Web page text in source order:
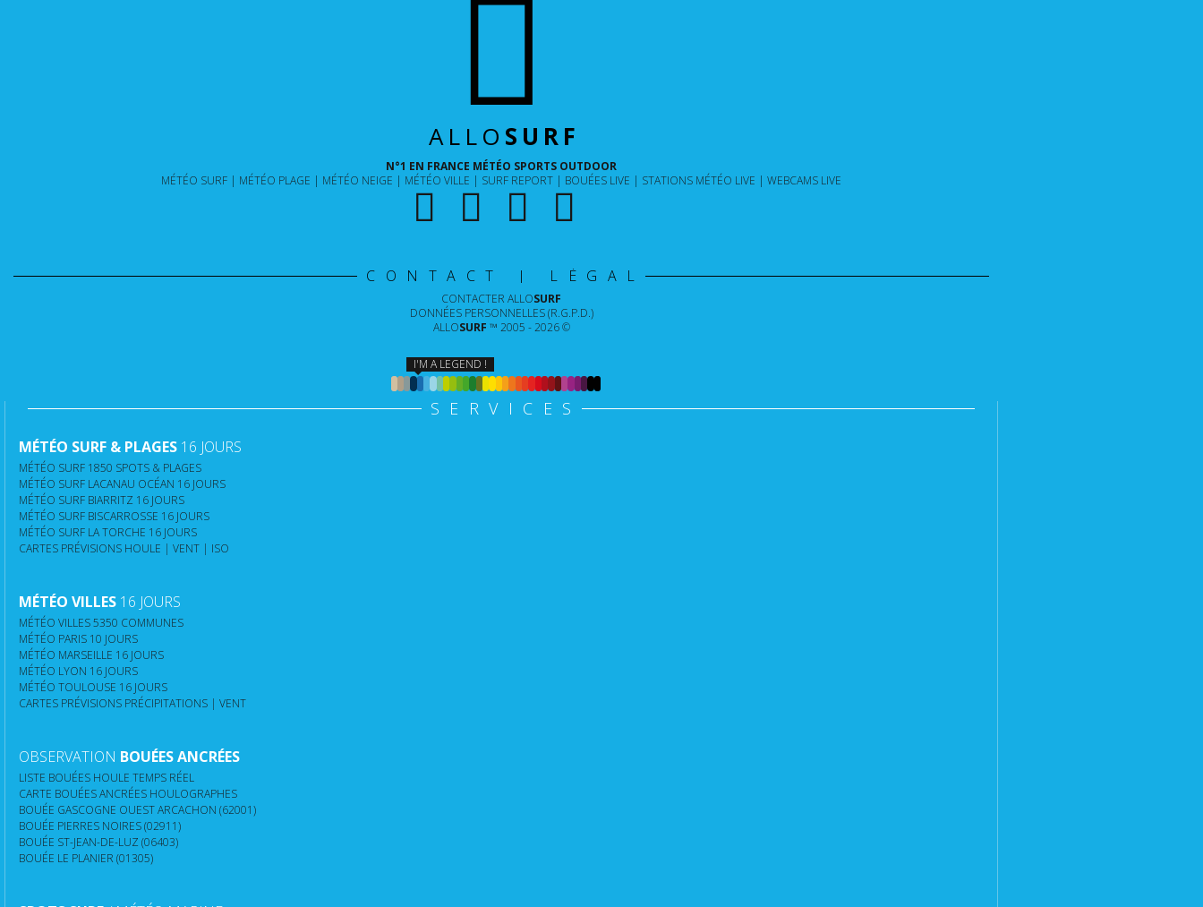
ALLO SURF
N°1 EN FRANCE MÉTÉO SPORTS OUTDOOR
MÉTÉO SURF
MÉTÉO PLAGE MÉTÉO NEIGE MÉTÉO VILLE SURF REPORT BOUÉES LIVE STATIONS MÉTÉO LIVE WEBCAMS LIVE
CONTACT | LÉGAL
CONTACTER ALLOSURF
DONNÉES PERSONNELLES (R.G.P.D.)
ALLOSURF ™ 2005 - 2026 ©
I'M A LEGEND !
SERVICES
MÉTÉO SURF & PLAGES 16 JOURS
MÉTÉO SURF 1850 SPOTS & PLAGES
MÉTÉO SURF LACANAU OCÉAN 16 JOURS
MÉTÉO SURF BIARRITZ 16 JOURS
MÉTÉO SURF BISCARROSSE 16 JOURS
MÉTÉO SURF LA TORCHE 16 JOURS
CARTES PRÉVISIONS HOULE | VENT | ISO
MÉTÉO VILLES 16 JOURS
MÉTÉO VILLES 5350 COMMUNES
MÉTÉO PARIS 10 JOURS
MÉTÉO MARSEILLE 16 JOURS
MÉTÉO LYON 16 JOURS
MÉTÉO TOULOUSE 16 JOURS
CARTES PRÉVISIONS PRÉCIPITATIONS | VENT
OBSERVATION BOUÉES ANCRÉES
LISTE BOUÉES HOULE TEMPS RÉEL
CARTE BOUÉES ANCRÉES HOULOGRAPHES
BOUÉE GASCOGNE OUEST ARCACHON (62001)
BOUÉE PIERRES NOIRES (02911)
BOUÉE ST-JEAN-DE-LUZ (06403)
BOUÉE LE PLANIER (01305)